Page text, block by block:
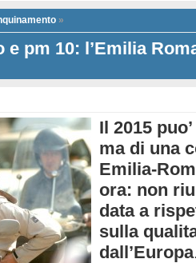
»
e pm 10: l’Emilia
Il 2015
ma di una
Emilia-
ora: non
data a
sulla
dall’Europa